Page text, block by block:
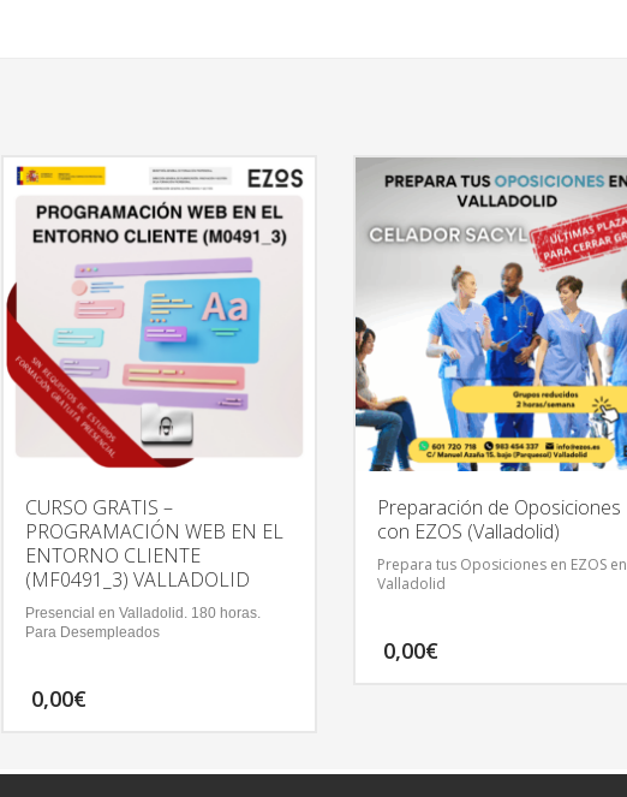
CURSO GRATIS –
PROGRAMACIÓN WEB EN EL
ENTORNO CLIENTE
(MF0491_3) VALLADOLID
Presencial en Valladolid. 180 horas.
Para Desempleados
0,00€
Preparación de Oposiciones
con EZOS (Valladolid)
Prepara tus Oposiciones en EZOS en
Valladolid
0,00€